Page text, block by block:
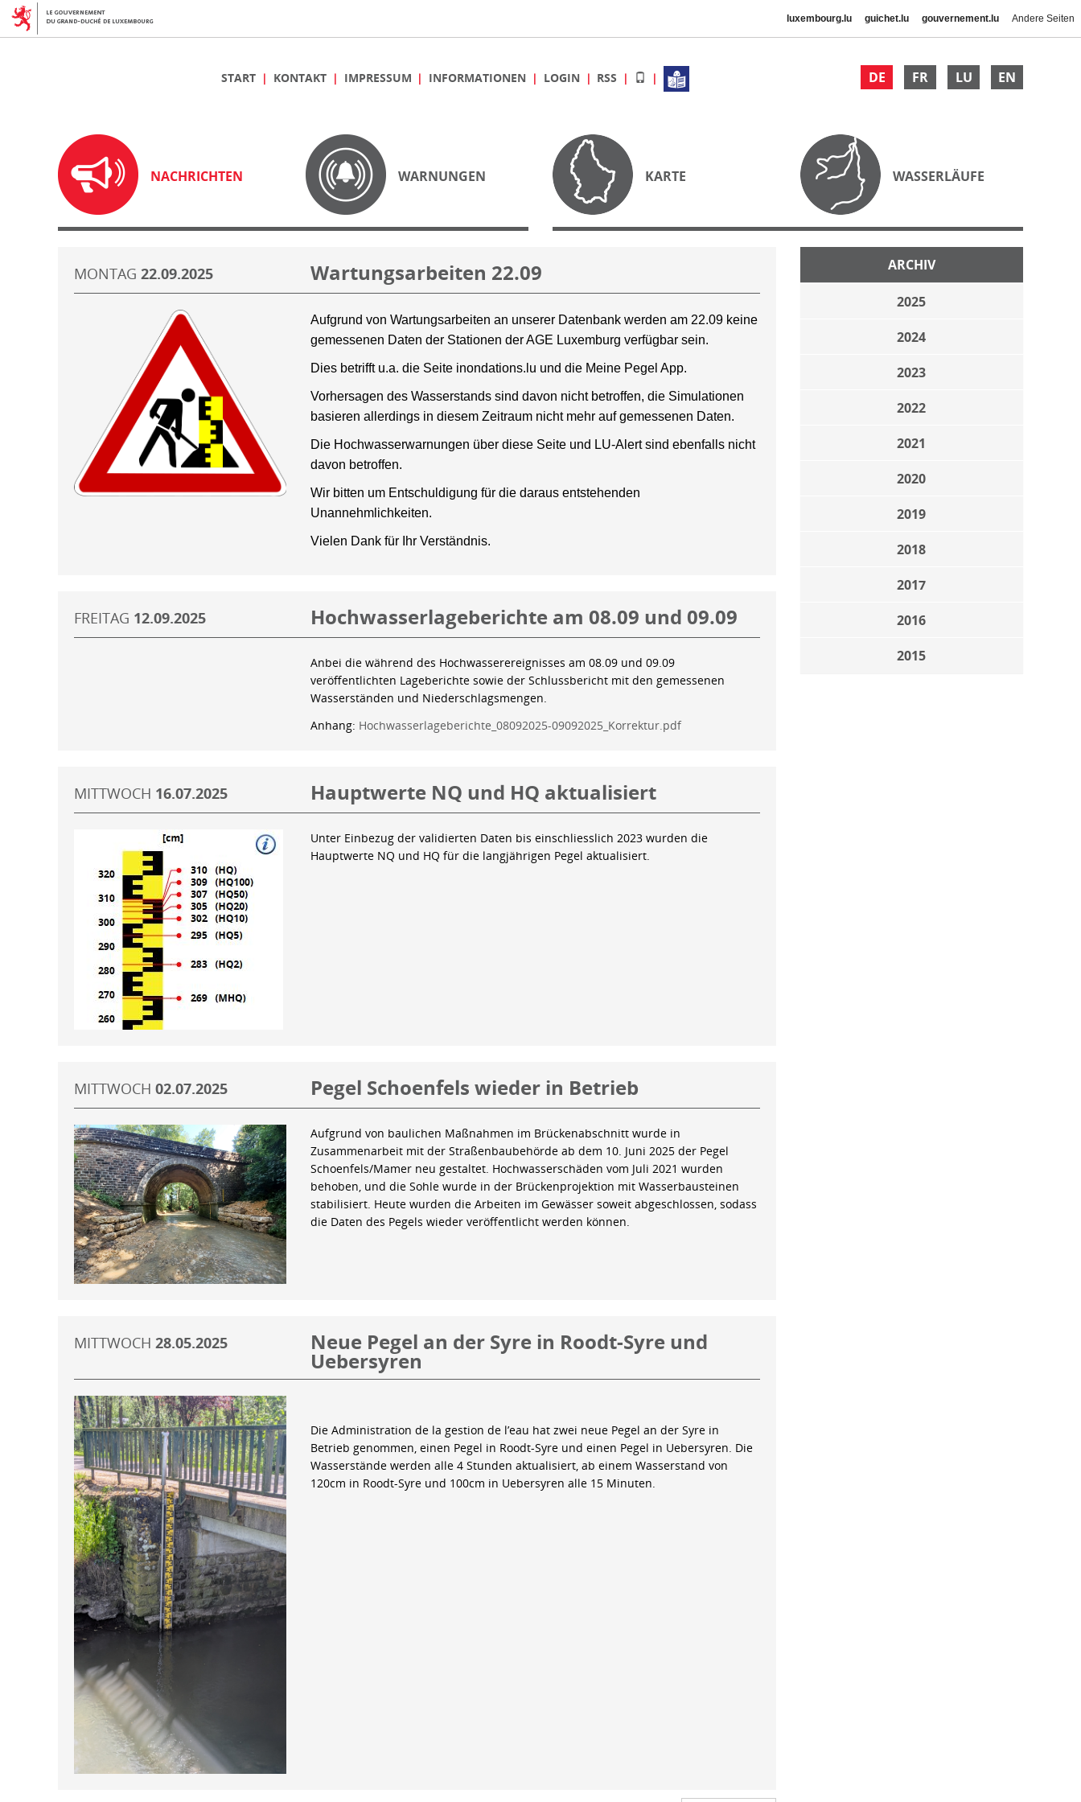
luxembourg.lu guichet.lu gouvernement.lu Andere Seiten
DE FR LU EN
START KONTAKT IMPRESSUM INFORMATIONEN LOGIN RSS
NACHRICHTEN WARNUNGEN KARTE WASSERLÄUFE
ARCHIV
2025
2024
2023
2022
2021
2020
2019
2018
2017
2016
2015
MONTAG 22.09.2025 Wartungsarbeiten 22.09
Aufgrund von Wartungsarbeiten an unserer Datenbank werden am 22.09 keine
gemessenen Daten der Stationen der AGE Luxemburg verfügbar sein.
Dies betrifft u.a. die Seite inondations.lu und die Meine Pegel App.
Vorhersagen des Wasserstands sind davon nicht betroffen, die Simulationen
basieren allerdings in diesem Zeitraum nicht mehr auf gemessenen Daten.
Die Hochwasserwarnungen über diese Seite und LU-Alert sind ebenfalls nicht
davon betroffen.
Wir bitten um Entschuldigung für die daraus entstehenden
Unannehmlichkeiten.
Vielen Dank für Ihr Verständnis.
FREITAG 12.09.2025 Hochwasserlageberichte am 08.09 und 09.09
Anbei die während des Hochwasserereignisses am 08.09 und 09.09
veröffentlichten Lageberichte sowie der Schlussbericht mit den gemessenen
Wasserständen und Niederschlagsmengen.
Anhang: Hochwasserlageberichte_08092025-09092025_Korrektur.pdf
MITTWOCH 16.07.2025 Hauptwerte NQ und HQ aktualisiert
Unter Einbezug der validierten Daten bis einschliesslich 2023 wurden die
Hauptwerte NQ und HQ für die langjährigen Pegel aktualisiert.
MITTWOCH 02.07.2025 Pegel Schoenfels wieder in Betrieb
Aufgrund von baulichen Maßnahmen im Brückenabschnitt wurde in
Zusammenarbeit mit der Straßenbaubehörde ab dem 10. Juni 2025 der Pegel
Schoenfels/Mamer neu gestaltet. Hochwasserschäden vom Juli 2021 wurden
behoben, und die Sohle wurde in der Brückenprojektion mit Wasserbausteinen
stabilisiert. Heute wurden die Arbeiten im Gewässer soweit abgeschlossen, sodass
die Daten des Pegels wieder veröffentlicht werden können.
MITTWOCH 28.05.2025 Neue Pegel an der Syre in Roodt-Syre und
Uebersyren
Die Administration de la gestion de l’eau hat zwei neue Pegel an der Syre in
Betrieb genommen, einen Pegel in Roodt-Syre und einen Pegel in Uebersyren. Die
Wasserstände werden alle 4 Stunden aktualisiert, ab einem Wasserstand von
120cm in Roodt-Syre und 100cm in Uebersyren alle 15 Minuten.